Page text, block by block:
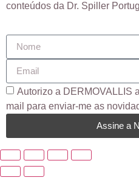
conteúdos da Dr. Spiller
Autorizo ​​a DERMOVALLIS
mail para enviar-me as
Assine a